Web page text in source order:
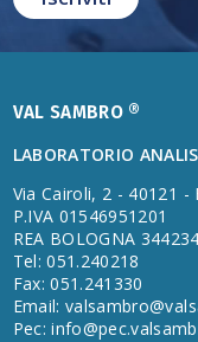
VAL SAMBRO ®
LABORATORIO
Via Cairoli, 2 - 40121 -
P.IVA 01546951201
REA BOLOGNA 344234
Tel: 051.240218
Fax: 051.241330
Email:
Pec: